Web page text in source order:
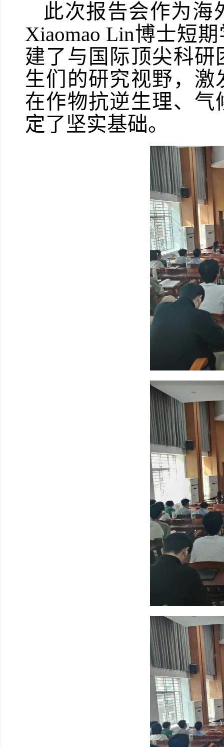
此次报告会作为海
Xiaomao Lin博士短
建了与国际顶尖科
生们的研究视野，
在作物抗逆生理、
定了坚实基础。